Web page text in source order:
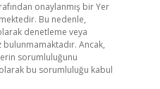
onaylanmış bir Yer
Bu nedenle,
denetleme veya
Ancak,
sorumluluğunu
bu sorumluluğu kabul